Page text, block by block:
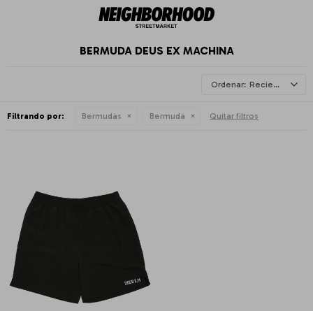
BERMUDA DEUS EX MACHINA
Recientes
Filtrando por: Bermudas Bermuda Quitar filtros